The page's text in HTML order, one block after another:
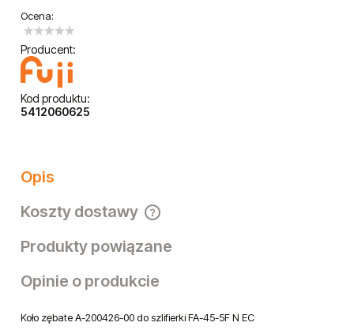
Ocena:
Producent:
Kod produktu:
5412060625
Opis
Koszty dostawy
Cena nie zawiera ewentualnych kosztów płatności
Produkty powiązane
Opinie o produkcie
Koło zębate A-200426-00 do szlifierki FA-45-5F N EC